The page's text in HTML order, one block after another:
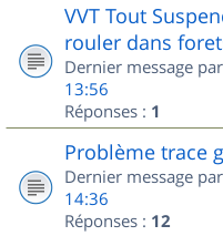
VVT Tout
rouler dans
Dernier message par
13:56
Réponses : 1
Problème trace
Dernier message par
14:36
Réponses : 12